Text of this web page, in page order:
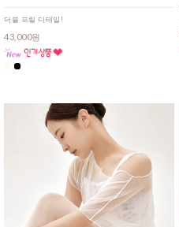
더블 프릴 디테일!
43,000원